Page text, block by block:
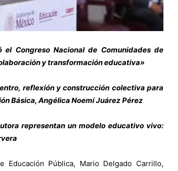
Congreso Nacional de Comunidades de
y transformación educativa»
reflexión y construcción colectiva para
Básica, Angélica Noemí Juárez Pérez
representan un modelo educativo vivo:
Educación Pública, Mario Delgado Carrillo,